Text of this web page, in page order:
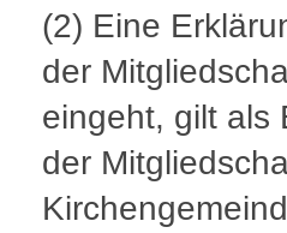
(2) Eine
der
eingeht, gilt als
der